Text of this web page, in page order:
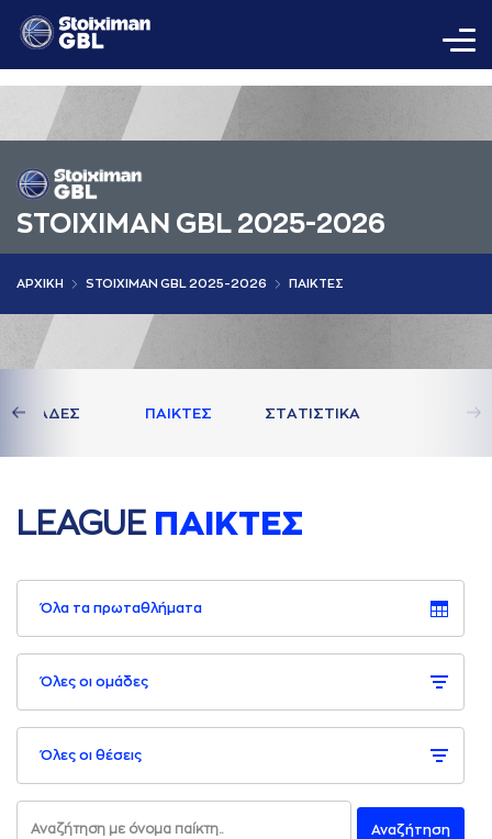
STOIXIMAN GBL 2025-2026
AΡΧΙΚΗ STOIXIMAN GBL 2025-2026 ΠAΙΚΤΕΣ
ΟΜAΔΕΣ ΠAΙΚΤΕΣ ΣΤAΤΙΣΤΙΚA
LEAGUE ΠΑΙΚΤΕΣ
Όλα τα πρωταθλήματα
Όλες οι ομάδες
Όλες οι θέσεις
Αναζήτηση